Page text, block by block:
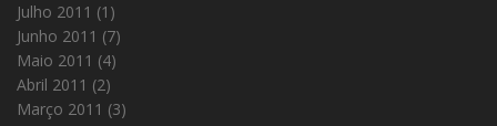
Julho 2011 (1)
Junho 2011 (7)
Maio 2011 (4)
Abril 2011 (2)
Março 2011 (3)